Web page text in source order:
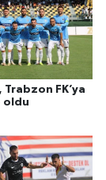
FK’ya
oldu